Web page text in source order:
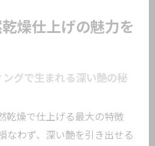
燥仕上げの魅力を
ングで生まれる深い艶の秘
乾燥で仕上げる最大の特徴
なわず、深い艶を引き出せる